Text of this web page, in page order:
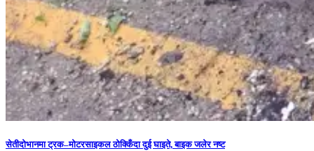
सेतीदोभानमा ट्रक–मोटरसाइकल ठोक्किँदा दुई घाइते, बाइक जलेर नष्ट